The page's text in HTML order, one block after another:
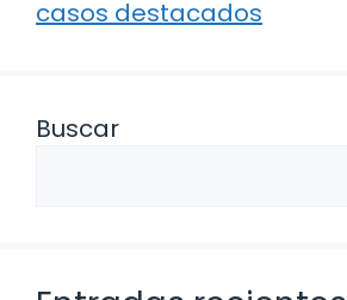
casos destacados
Buscar